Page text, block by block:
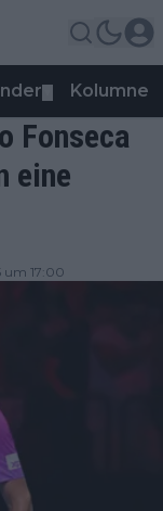
Kolumnen
Fonseca
eine
um 17:00